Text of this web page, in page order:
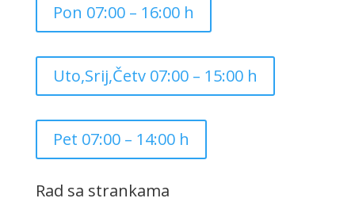
Pon 07:00 – 16:00 h
Uto,Srij,Četv 07:00 – 15:00 h
Pet 07:00 – 14:00 h
Rad sa strankama